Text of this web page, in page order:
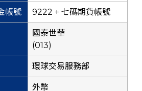
9222 + 七碼期貨帳號
國泰世華
(013)
環球交易服務部
外幣